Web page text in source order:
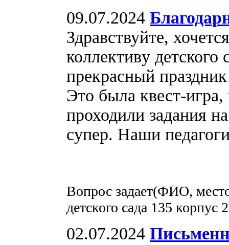
09.07.2024
Здравствуйте,
коллективу детского
прекрасный
Это была квест-игра,
проходили задания
супер. Наши
Вопрос задает(ФИО,
детского сада 135 корпус 2
02.07.2024